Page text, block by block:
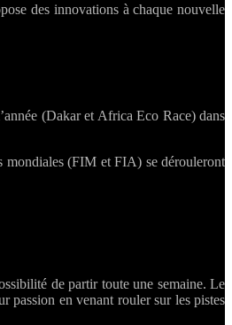
des innovations à chaque nouvelle
(Dakar et Africa Eco Race) dans
mondiales (FIM et FIA) se dérouleront
de partir toute une semaine. Le
passion en venant rouler sur les pistes